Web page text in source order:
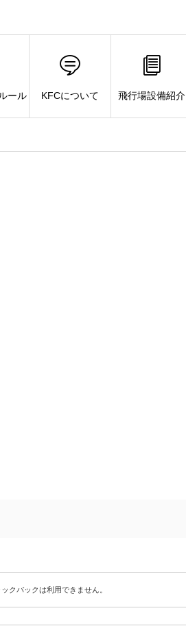
ール KFCについて 飛行場設備紹介
ックバックは利用できません。